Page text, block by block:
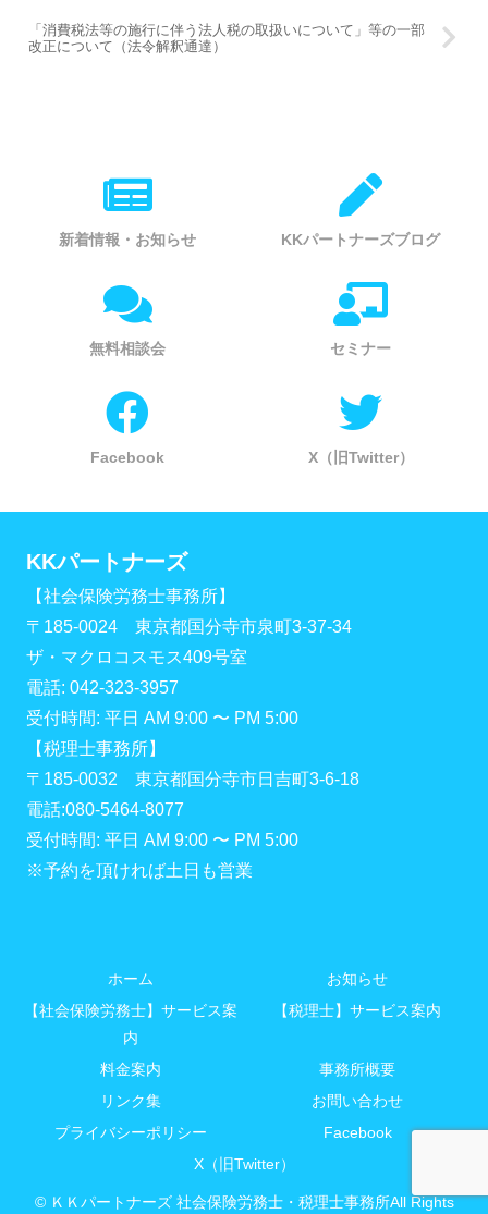
「消費税法等の施行に伴う法人税の取扱いについて」等の一部
改正について（法令解釈通達）
新着情報・お知らせ KKパートナーズブログ
無料相談会 セミナー
Facebook X（旧Twitter）
KKパートナーズ
【社会保険労務士事務所】
〒185-0024 東京都国分寺市泉町3-37-34
ザ・マクロコスモス409号室
電話: 042-323-3957
受付時間: 平日 AM 9:00 〜 PM 5:00
【税理士事務所】
〒185-0032 東京都国分寺市日吉町3-6-18
電話:080-5464-8077
受付時間: 平日 AM 9:00 〜 PM 5:00
※予約を頂ければ土日も営業
ホーム
お知らせ
【社会保険労務士】サービス案
内
【税理士】サービス案内
料金案内
事務所概要
リンク集
お問い合わせ
プライバシーポリシー
Facebook
X（旧Twitter）
© ＫＫパートナーズ 社会保険労務士・税理士事務所All Rights